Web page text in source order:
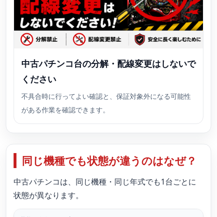
中古パチンコ台の分解・配線変更はしないで
ください
不具合時に行ってよい確認と、保証対象外になる可能性
がある作業を確認できます。
同じ機種でも状態が違うのはなぜ？
中古パチンコは、同じ機種・同じ年式でも1台ごとに
状態が異なります。